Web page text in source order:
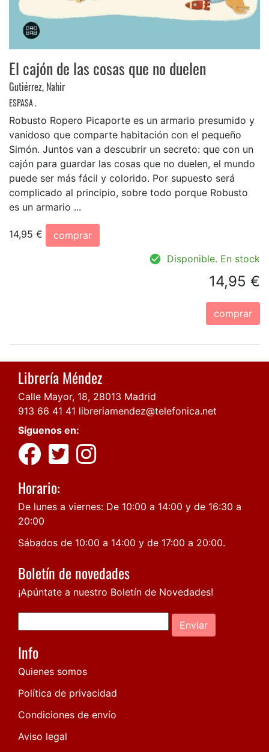
El cajón de las cosas que no duelen
Gutiérrez, Nahir
ESPASA .
Robusto Ropero Picaporte es un armario presumido y
vanidoso que comparte habitación con el pequeño
Simón. Juntos van a descubrir un secreto: que con un
cajón para guardar las cosas que no duelen, el mundo
puede ser más fácil y colorido. Por supuesto será
complicado al principio, sobre todo porque Robusto
es un armario ...
14,95 €
comprar
Disponible. En stock
14,95 €
comprar
Librería Méndez
Calle Mayor, 18, 28013 Madrid
913 66 41 41 libreriamendez@telefonica.net
Síguenos en:
Horario:
De lunes a viernes: De 10:00 a 14:00 y de 16:30 a
20:00
Sábados de 10:00 a 14:00 y de 17:00 a 20:00.
Boletín de novedades
¡Apúntate a nuestro Boletín de Novedades!
Enviar
Info
Quienes somos
Política de privacidad
Condiciones de envío
Aviso legal